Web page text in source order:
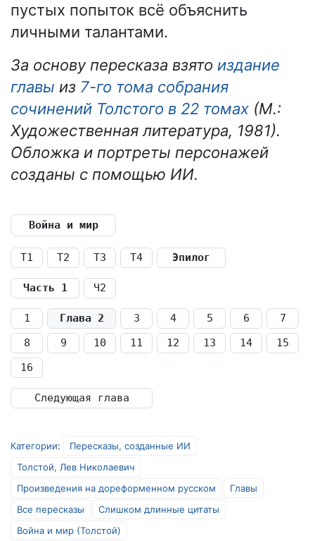
пустых попыток всё объяснить
личными талантами.
За основу пересказа взято издание
главы из 7-го тома собрания
сочинений Толстого в 22 томах (М.:
Художественная литература, 1981).
Обложка и портреты персонажей
созданы с помощью ИИ.
Война и мир
Т1 Т2 Т3 Т4 Эпилог
Часть 1 Ч2
1 Глава 2 3 4 5 6
7
8
9 10 11 12 13 14
15
16
Следующая глава
Категории:
Пересказы, созданные ИИ
Толстой, Лев Николаевич
Произведения на дореформенном русском
Главы
Все пересказы
Слишком длинные цитаты
Война и мир (Толстой)